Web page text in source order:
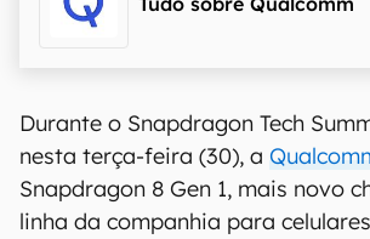
Durante o Snapdragon Tech
nesta terça-feira (30), a
Snapdragon 8 Gen 1, mais novo
linha da companhia para